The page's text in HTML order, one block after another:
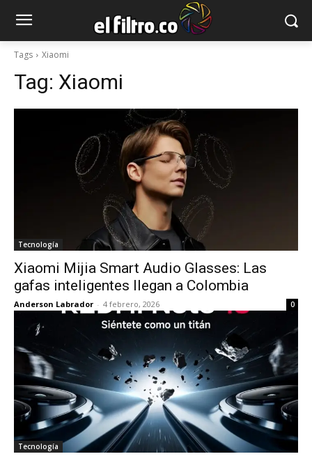
Tags Xiaomi
Tag: Xiaomi
Tecnología
Xiaomi Mijia Smart Audio Glasses: Las
gafas inteligentes llegan a Colombia
Anderson Labrador - 4 febrero, 2026 0
Tecnología